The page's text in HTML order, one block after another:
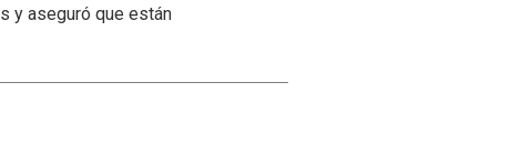
y aseguró que están